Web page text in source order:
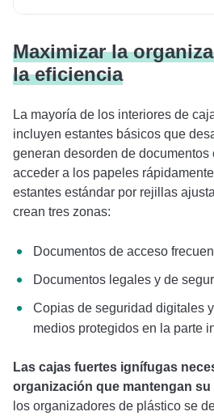
Maximizar la
la eficiencia
La mayoría de los interiores de
incluyen estantes básicos que
generan desorden de documentos
acceder a los papeles
estantes estándar por rejillas
crean tres zonas:
Documentos de acceso
Documentos legales y de
Copias de seguridad digitales
medios protegidos en la parte
Las cajas fuertes ignífugas
organización que mantengan
los organizadores de plástico se